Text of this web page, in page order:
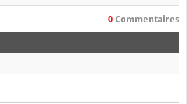
0 Commentaires